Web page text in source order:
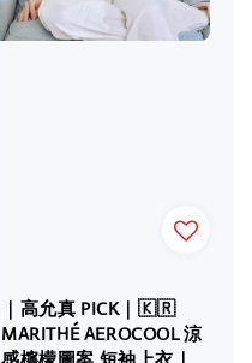
｜高允真 PICK｜🇰🇷
MARITHÉ AEROCOOL 涼